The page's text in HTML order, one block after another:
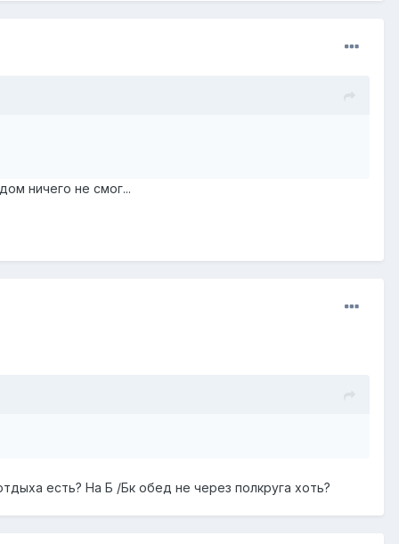
ничего не смог...
есть? На Б /Бк обед не через полкруга хоть?